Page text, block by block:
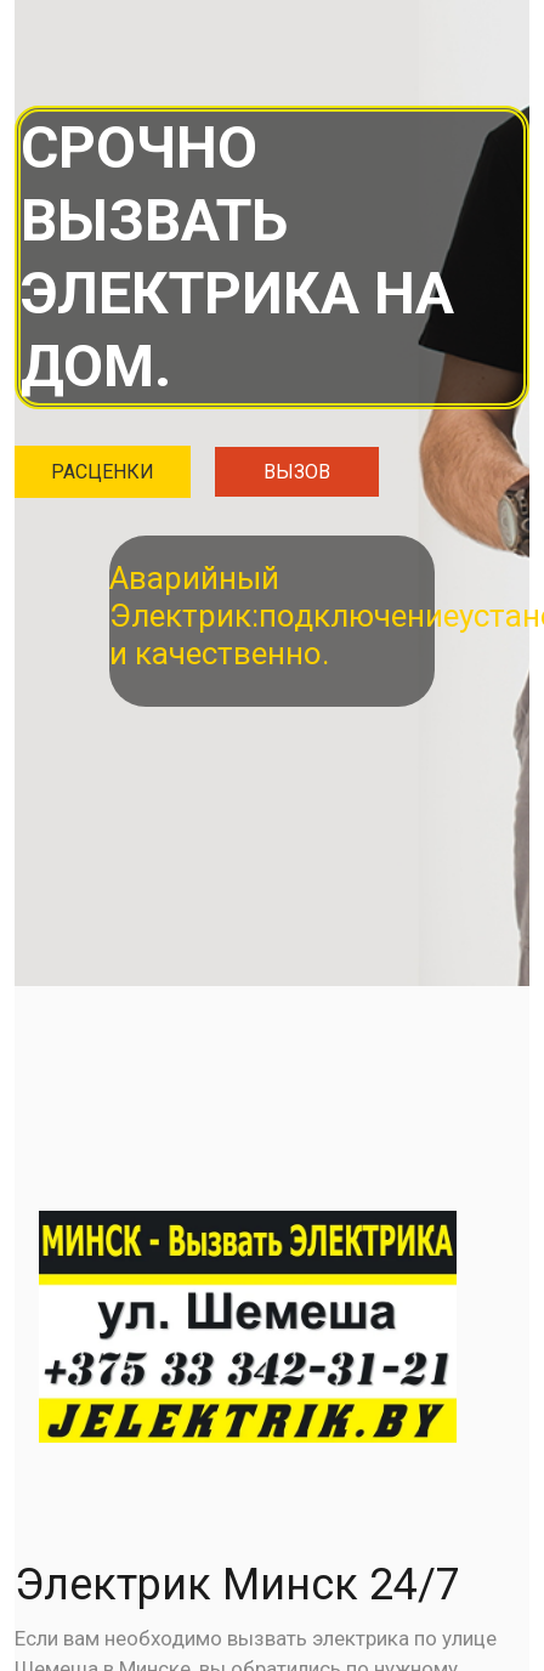
СРОЧНО
ВЫЗВАТЬ
ЭЛЕКТРИКА НА
ДОМ.
РАСЦЕНКИ ВЫЗОВ
Аварийный
Электрик:подключение
и качественно.
Электрик Минск 24/7
Если вам необходимо вызвать электрика по улице